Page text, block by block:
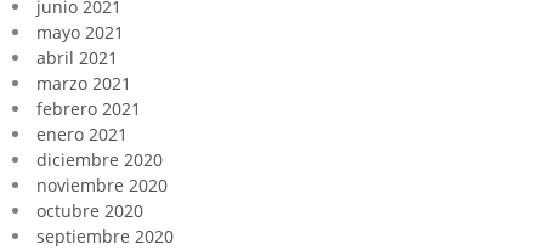
junio 2021
mayo 2021
abril 2021
marzo 2021
febrero 2021
enero 2021
diciembre 2020
noviembre 2020
octubre 2020
septiembre 2020